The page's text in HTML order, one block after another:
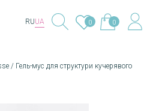
RUUA 0 0
/ Гель-мус для структури кучерявого